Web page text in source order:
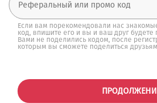
Если вам порекомендовали нас
код, впишите его и вы и ваш друг будете
Вами не поделились кодом, после
которым вы сможете поделиться